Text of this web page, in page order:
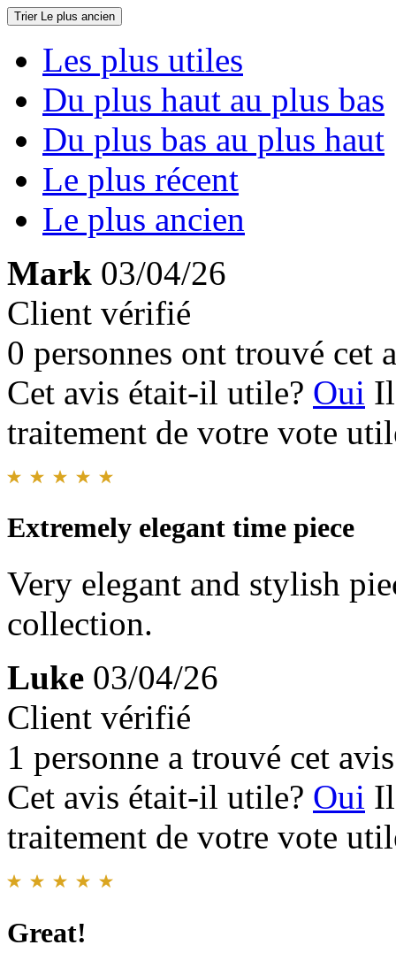
Trier Le plus ancien
Les plus utiles
Du plus haut au plus bas
Du plus bas au plus haut
Le plus récent
Le plus ancien
Mark 03/04/26
Client vérifié
0 personnes ont trouvé cet
Cet avis était-il utile? Oui
traitement de votre vote
Extremely elegant time piece
Very elegant and stylish
collection.
Luke 03/04/26
Client vérifié
1 personne a trouvé cet
Cet avis était-il utile? Oui
traitement de votre vote
Great!